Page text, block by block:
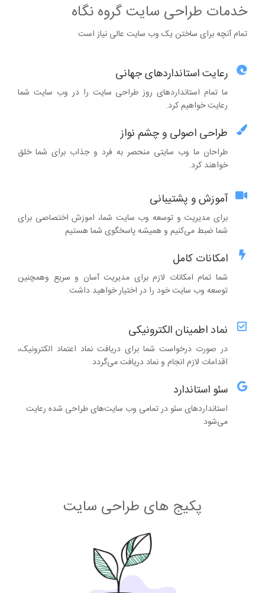
خدمات طراحی سایت گروه نگاه
تمام آنچه برای ساختن یک وب سایت عالی نیاز است
رعایت استانداردهای جهانی
ما تمام استانداردهای روز طراحی سایت را در وب سایت شما
رعایت خواهیم کرد.
طراحی اصولی و چشم نواز
طراحان ما وب سایتی منحصر به فرد و جذاب برای شما خلق
خواهند کرد.
آموزش و پشتیبانی
برای مدیریت و توسعه وب سایت شما، اموزش اختصاصی برای
شما ضبط می‌کنیم و همیشه پاسخگوی شما هستیم
امکانات کامل
شما تمام امکانات لازم برای مدیریت آسان و سریع وهمچنین
توسعه وب سایت خود را در اختیار خواهید داشت.
نماد اطمینان الکترونیکی
در صورت درخواست شما برای دریافت نماد اعتماد الکترونیک،
اقدامات لازم انجام و نماد دریافت می‌گردد
سئو استاندارد
استانداردهای سئو در تمامی وب سایت‌های طراحی شده رعایت
می‌شود
پکیج های طراحی سایت